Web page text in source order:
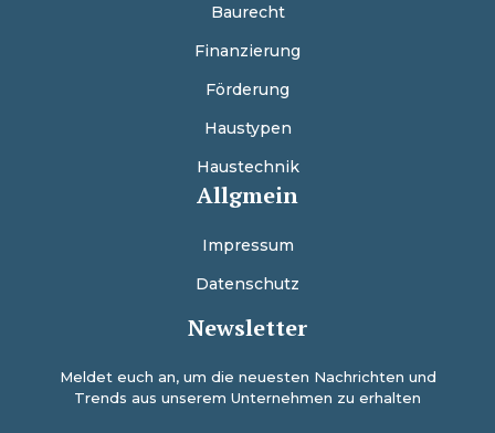
Baurecht
Finanzierung
Förderung
Haustypen
Haustechnik
Allgmein
Impressum
Datenschutz
Newsletter
Meldet euch an, um die neuesten Nachrichten und
Trends aus unserem Unternehmen zu erhalten